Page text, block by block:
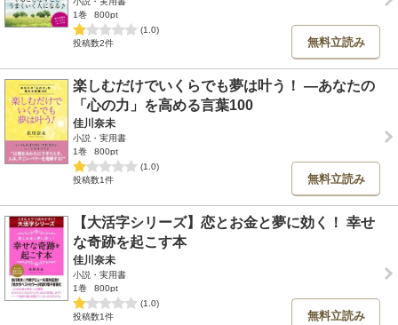
1巻
800pt
(1.0)
投稿数2件
無料立読み
楽しむだけでいくらでも夢は叶う！ ―あなたの
「心の力」を高める言葉100
佳川奈未
小説・実用書
1巻
800pt
(1.0)
投稿数1件
無料立読み
【大活字シリーズ】恋とお金と夢に効く！ 幸せ
な奇跡を起こす本
佳川奈未
小説・実用書
1巻
800pt
(1.0)
投稿数1件
無料立読み